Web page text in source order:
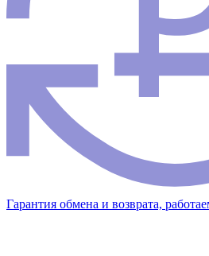
Гарантия обмена и возврата,